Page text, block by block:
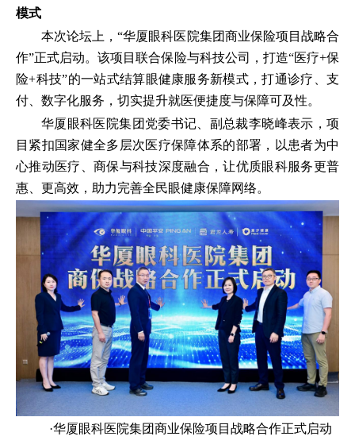
模式
本次论坛上，“华厦眼科医院集团商业保险项目战略合
作”正式启动。该项目联合保险与科技公司，打造“医疗+保
险+科技”的一站式结算眼健康服务新模式，打通诊疗、支
付、数字化服务，切实提升就医便捷度与保障可及性。
华厦眼科医院集团党委书记、副总裁李晓峰表示，项
目紧扣国家健全多层次医疗保障体系的部署，以患者为中
心推动医疗、商保与科技深度融合，让优质眼科服务更普
惠、更高效，助力完善全民眼健康保障网络。
·华厦眼科医院集团商业保险项目战略合作正式启动